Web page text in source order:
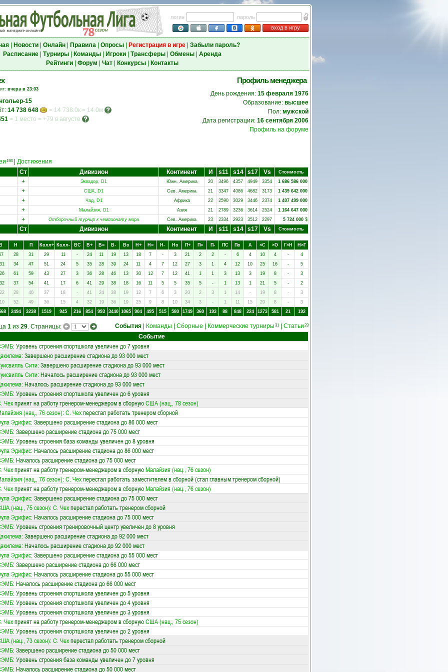
логин
пароль
вход в игру
| Новости| Онлайн| Правила| Опросы| Регистрация в игре| Забыли пароль?
Расписание| Турниры| Команды| Игроки| Трансферы| Обмены| Аренда
Рейтинги| Форум Чат| Конкурсы| Контакты
вчера в 23:03
15
14 738 648
= 14 738.0к = 14.0м
= 1 место = +79 в августе
Профиль менеджера
День рождения: 15 февраля 1976
Образование: высшее
Пол: мужской
Дата регистрации: 16 сентября 2006
Профиль на форуме
193
Достижения
Ст
Дивизион Континент И s11 s14 s17 Vs Стоимость
+ Эквадор, D1 Южн. Америка 20 3496 4357 4949 3354 1 686 586 000
+ США, D1 Сев. Америка 21 3347 4086 4682 3173 1 439 642 000
+ Чад, D1 Африка 22 2590 3029 3446 2374 1 407 499 000
+ Малайзия, D1 Азия 21 2789 3236 3614 2524 1 164 647 000
+ Отборочный турнир к чемпионату мира Сев. Америка 23 2334 2923 3512 2297 5 724 000 $
Ст Дивизион Континент И s11 s14 s17 Vs Стоимость
Н П Колл+ Колл- ВC В+ В= В- Вo Н+ Н= Н- Нo П+ П= П- ПC Пo А ×C ×O Г×Н
Н×Г
28 31 29 11 - 24 11 19 13 18 7 - 3 21 2 2 - 6 4 10 4 -
4
34 47 51 24 5 35 28 39 24 11 4 7 12 27 3 1 4 12 10 25 16 -
5
61 59 43 27 3 36 28 46 13 30 12 7 12 41 1 1 3 13 3 19 8 -
3
37 54 41 17 6 41 29 38 18 16 11 5 5 35 5 - 1 13 1 21 5 -
2
28 40 37 18 - 41 24 38 19 12 7 6 3 20 2 3 1 14 - 19 8 -
3
52 49 36 15 4 32 19 36 19 25 9 8 10 34 3 - 1 11 15 20 8 -
3
2494 3238 1519 945 216 854 993 3440 1065 904 495 515 580 1749 360 193 88 848 224 1273 581 21 192
1 из 29. Страницы: События Команды Сборные Коммерческие турниры 31 Статьи 23
Событие
: Уровень строения спортшкола увеличен до 7 уровня
: Завершено расширение стадиона до 93 000 мест
Сити: Завершено расширение стадиона до 93 000 мест
Сити: Началось расширение стадиона до 93 000 мест
: Началось расширение стадиона до 93 000 мест
: Уровень строения спортшкола увеличен до 6 уровня
Чехпринят на работу тренером-менеджером в сборнуюСША (нац., 78 сезон)
(нац., 76 сезон): С. Чехперестал работать тренером сборной
Эдифис: Завершено расширение стадиона до 86 000 мест
: Завершено расширение стадиона до 75 000 мест
: Уровень строения база команды увеличен до 8 уровня
Эдифис: Началось расширение стадиона до 86 000 мест
: Началось расширение стадиона до 75 000 мест
Чехпринят на работу тренером-менеджером в сборнуюМалайзия (нац., 76 сезон)
(нац., 76 сезон): С. Чехперестал работать заместителем в сборной (стал главным тренером сборной)
Чехпринят на работу тренером-менеджером в сборнуюМалайзия (нац., 76 сезон)
Эдифис: Завершено расширение стадиона до 75 000 мест
(нац., 75 сезон): С. Чехперестал работать тренером сборной
Эдифис: Началось расширение стадиона до 75 000 мест
: Уровень строения тренировочный центр увеличен до 8 уровня
: Завершено расширение стадиона до 92 000 мест
: Началось расширение стадиона до 92 000 мест
Эдифис: Завершено расширение стадиона до 55 000 мест
: Завершено расширение стадиона до 66 000 мест
Эдифис: Началось расширение стадиона до 55 000 мест
: Началось расширение стадиона до 66 000 мест
: Уровень строения спортшкола увеличен до 5 уровня
: Уровень строения спортшкола увеличен до 4 уровня
: Уровень строения спортшкола увеличен до 3 уровня
Чехпринят на работу тренером-менеджером в сборнуюСША (нац., 75 сезон)
: Уровень строения спортшкола увеличен до 2 уровня
(нац., 73 сезон): С. Чехперестал работать тренером сборной
: Завершено расширение стадиона до 50 000 мест
: Уровень строения база команды увеличен до 7 уровня
: Началось расширение стадиона до 50 000 мест